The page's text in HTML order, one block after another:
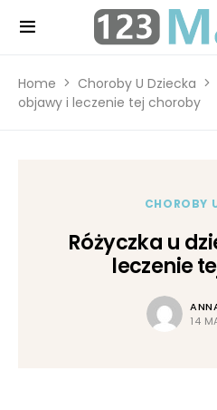
Home Choroby U Dziecka
objawy i leczenie tej choroby
CHOROBY
Różyczka u
leczenie
14